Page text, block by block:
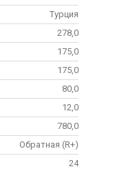
Турция
278,0
175,0
175,0
80,0
12,0
780,0
Обратная (R+)
24